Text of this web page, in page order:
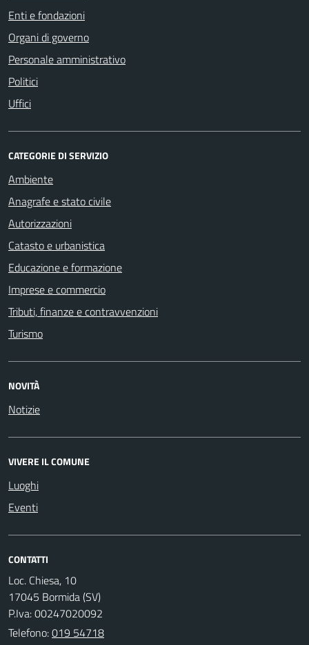
Enti e fondazioni
Organi di governo
Personale amministrativo
Politici
Uffici
CATEGORIE DI SERVIZIO
Ambiente
Anagrafe e stato civile
Autorizzazioni
Catasto e urbanistica
Educazione e formazione
Imprese e commercio
Tributi, finanze e contravvenzioni
Turismo
NOVITÀ
Notizie
VIVERE IL COMUNE
Luoghi
Eventi
CONTATTI
Loc. Chiesa, 10
17045 Bormida (SV)
P.Iva: 00247020092
Telefono:019 54718